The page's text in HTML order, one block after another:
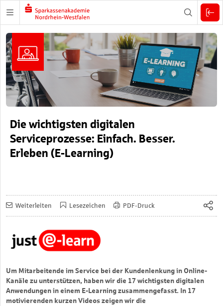
Zuklappen
Die wichtigsten digitalen
Serviceprozesse: Einfach. Besser.
Erleben (E-Learning)
Weiterleiten Lesezeichen PDF-Druck
Um Mitarbeitende im Service bei der Kundenlenkung in Online-
Kanäle zu unterstützen, haben wir die 17 wichtigsten digitalen
Anwendungen in einem E-Learning zusammengefasst. In 17
motivierenden kurzen Videos zeigen wir die